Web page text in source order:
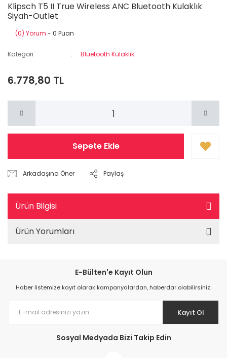
Klipsch T5 II True Wireless ANC Bluetooth Kulaklık
Siyah-Outlet
(0) Yorum - 0 Puan
Kategori Bluetooth Kulaklık
6.778,80 TL
Sepete Ekle
Arkadaşına Öner Paylaş
Ürün Bilgisi
Ürün Yorumları
E-Bülten'e Kayıt Olun
Haber listemize kayıt olarak kampanyalardan, haberdar olabilirsiniz.
Kayıt Ol
Sosyal Medyada Bizi Takip Edin